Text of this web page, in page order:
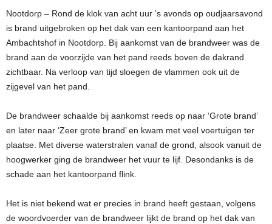
Nootdorp – Rond de klok van acht uur ’s avonds op oudjaarsavond
is brand uitgebroken op het dak van een kantoorpand aan het
Ambachtshof in Nootdorp. Bij aankomst van de brandweer was de
brand aan de voorzijde van het pand reeds boven de dakrand
zichtbaar. Na verloop van tijd sloegen de vlammen ook uit de
zijgevel van het pand.
De brandweer schaalde bij aankomst reeds op naar ‘Grote brand’
en later naar ‘Zeer grote brand’ en kwam met veel voertuigen ter
plaatse. Met diverse waterstralen vanaf de grond, alsook vanuit de
hoogwerker ging de brandweer het vuur te lijf. Desondanks is de
schade aan het kantoorpand flink.
Het is niet bekend wat er precies in brand heeft gestaan, volgens
de woordvoerder van de brandweer lijkt de brand op het dak van